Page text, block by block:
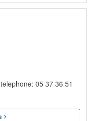
05 37 36 51